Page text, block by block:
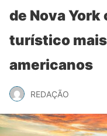
de Nova
turístico
americanos
REDAÇÃO